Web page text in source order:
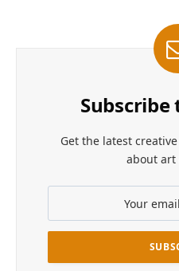
Subscribe
Get the latest
about art